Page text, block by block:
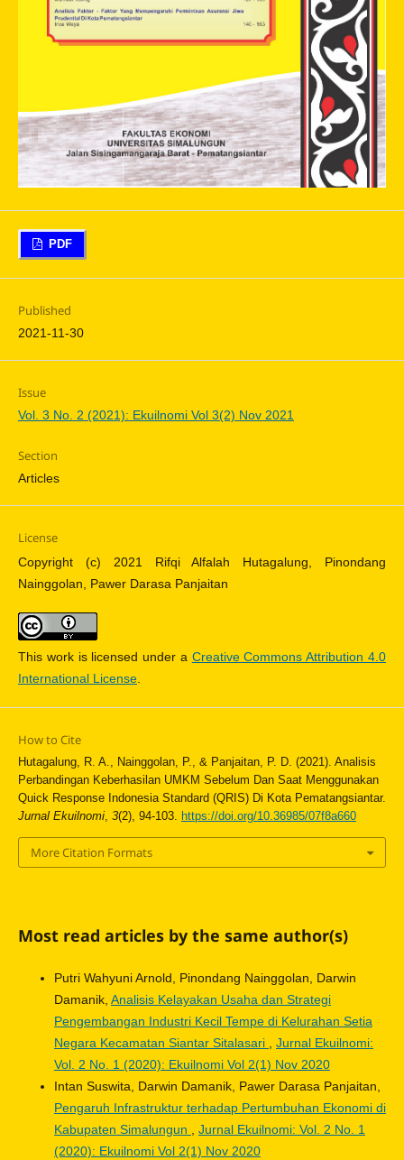
PDF
Published
2021-11-30
Issue
Vol. 3 No. 2 (2021): Ekuilnomi Vol 3(2) Nov 2021
Section
Articles
License
Copyright (c) 2021 Rifqi Alfalah Hutagalung, Pinondang
Nainggolan, Pawer Darasa Panjaitan
This work is licensed under a Creative Commons Attribution 4.0
International License.
How to Cite
Hutagalung, R. A., Nainggolan, P., & Panjaitan, P. D. (2021). Analisis
Perbandingan Keberhasilan UMKM Sebelum Dan Saat Menggunakan
Quick Response Indonesia Standard (QRIS) Di Kota Pematangsiantar.
Jurnal Ekuilnomi, 3(2), 94-103. https://doi.org/10.36985/07f8a660
More Citation Formats
Most read articles by the same author(s)
Putri Wahyuni Arnold, Pinondang Nainggolan, Darwin
Damanik, Analisis Kelayakan Usaha dan Strategi
Pengembangan Industri Kecil Tempe di Kelurahan Setia
Negara Kecamatan Siantar Sitalasari , Jurnal Ekuilnomi:
Vol. 2 No. 1 (2020): Ekuilnomi Vol 2(1) Nov 2020
Intan Suswita, Darwin Damanik, Pawer Darasa Panjaitan,
Pengaruh Infrastruktur terhadap Pertumbuhan Ekonomi di
Kabupaten Simalungun , Jurnal Ekuilnomi: Vol. 2 No. 1
(2020): Ekuilnomi Vol 2(1) Nov 2020